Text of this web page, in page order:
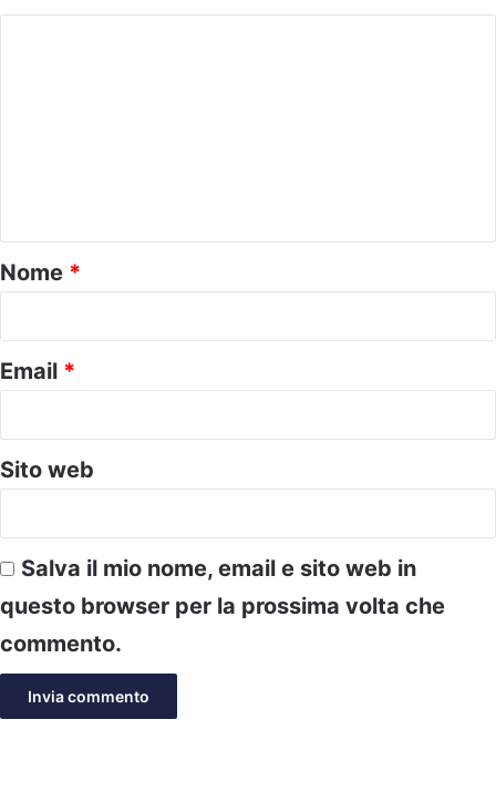
o
*
Nome *
Email *
Sito web
Salva il mio nome, email e sito web in
questo browser per la prossima volta che
commento.